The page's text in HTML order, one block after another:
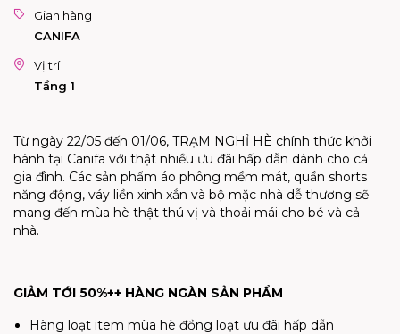
Gian hàng
CANIFA
Vị trí
Tầng 1
Từ ngày 22/05 đến 01/06, TRẠM NGHỈ HÈ chính thức khởi
hành tại Canifa với thật nhiều ưu đãi hấp dẫn dành cho cả
gia đình. Các sản phẩm áo phông mềm mát, quần shorts
năng động, váy liền xinh xắn và bộ mặc nhà dễ thương sẽ
mang đến mùa hè thật thú vị và thoải mái cho bé và cả
nhà.
GIẢM TỚI 50%++ HÀNG NGÀN SẢN PHẨM
Hàng loạt item mùa hè đồng loạt ưu đãi hấp dẫn